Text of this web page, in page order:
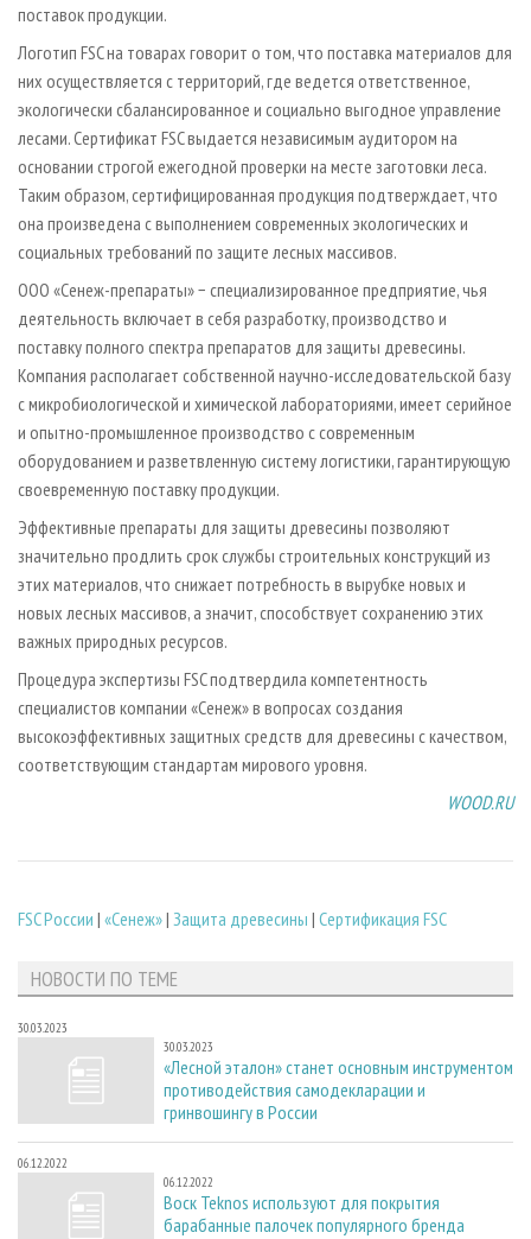
поставок продукции.
Логотип FSC на товарах говорит о том, что поставка материалов для
них осуществляется с территорий, где ведется ответственное,
экологически сбалансированное и социально выгодное управление
лесами. Сертификат FSC выдается независимым аудитором на
основании строгой ежегодной проверки на месте заготовки леса.
Таким образом, сертифицированная продукция подтверждает, что
она произведена с выполнением современных экологических и
социальных требований по защите лесных массивов.
ООО «Сенеж-препараты» − специализированное предприятие, чья
деятельность включает в себя разработку, производство и
поставку полного спектра препаратов для защиты древесины.
Компания располагает собственной научно-исследовательской базу
с микробиологической и химической лабораториями, имеет серийное
и опытно-промышленное производство с современным
оборудованием и разветвленную систему логистики, гарантирующую
своевременную поставку продукции.
Эффективные препараты для защиты древесины позволяют
значительно продлить срок службы строительных конструкций из
этих материалов, что снижает потребность в вырубке новых и
новых лесных массивов, а значит, способствует сохранению этих
важных природных ресурсов.
Процедура экспертизы FSC подтвердила компетентность
специалистов компании «Сенеж» в вопросах создания
высокоэффективных защитных средств для древесины с качеством,
соответствующим стандартам мирового уровня.
WOOD.RU
FSC России | «Сенеж»| Защита древесины | Сертификация FSC
НОВОСТИ ПО ТЕМЕ
30.03.2023
30.03.2023
«Лесной эталон» станет основным инструментом
противодействия самодекларации и
гринвошингу в России
06.12.2022
06.12.2022
Воск Teknos используют для покрытия
барабанные палочек популярного бренда